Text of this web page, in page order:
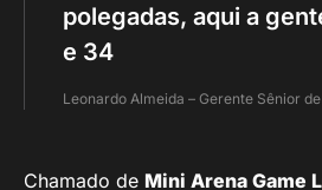
polegadas, aqui a
e 34
Leonardo Almeida – Gerente Sênior
Chamado de Mini Arena Game